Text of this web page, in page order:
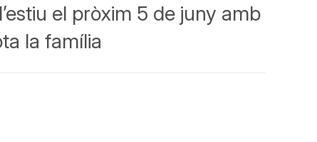
el pròxim 5 de juny amb
la família